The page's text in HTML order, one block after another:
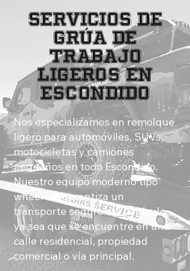
SERVICIOS DE
GRÚA DE
TRABAJO
LIGEROS EN
ESCONDIDO
Nos especializamos en remolque
ligero para automóviles, SUVs,
motocicletas y camiones
pequeños en todo Escondido.
Nuestro equipo moderno tipo
wheel lift garantiza un
transporte seguro del vehículo,
ya sea que se encuentre en una
calle residencial, propiedad
comercial o vía principal.